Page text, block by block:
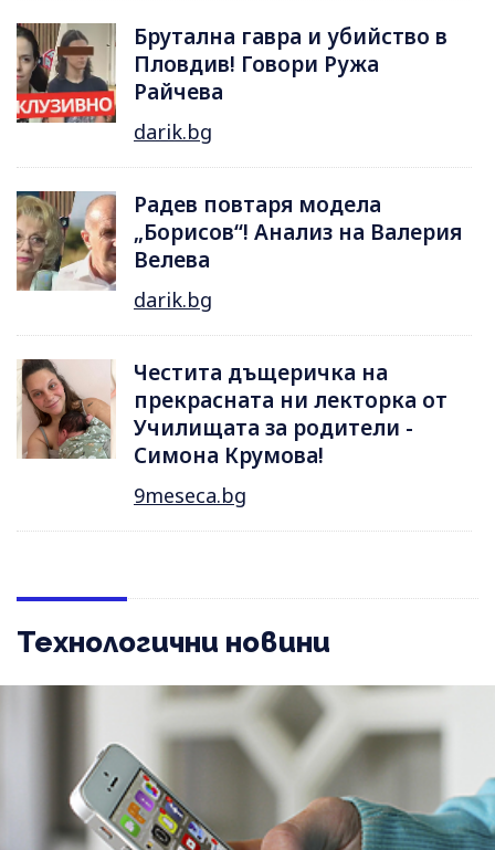
Брутална гавра и убийство в
Пловдив! Говори Ружа
Райчева
darik.bg
Радев повтаря модела
„Борисов“! Анализ на Валерия
Велева
darik.bg
Честита дъщеричка на
прекрасната ни лекторка от
Училищата за родители -
Симона Крумова!
9meseca.bg
Технологични новини